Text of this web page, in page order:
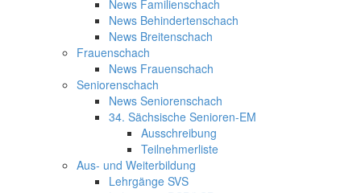
News Familienschach
News Behindertenschach
News Breitenschach
Frauenschach
News Frauenschach
Seniorenschach
News Seniorenschach
34. Sächsische Senioren-EM
Ausschreibung
Teilnehmerliste
Aus- und Weiterbildung
Lehrgänge SVS